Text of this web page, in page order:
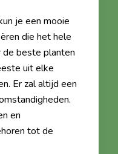
je een mooie
die het hele
de beste planten
uit elke
Er zal altijd een
en
tot de